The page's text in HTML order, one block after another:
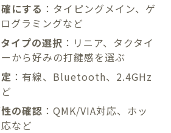
にする ：タイピングメイン、ゲ
グラミングなど
イプの選択 ：リニア、タクタイ
から好みの打鍵感を選ぶ
：有線、Bluetooth、2.4GHz
の確認 ：QMK/VIA対応、ホッ
など